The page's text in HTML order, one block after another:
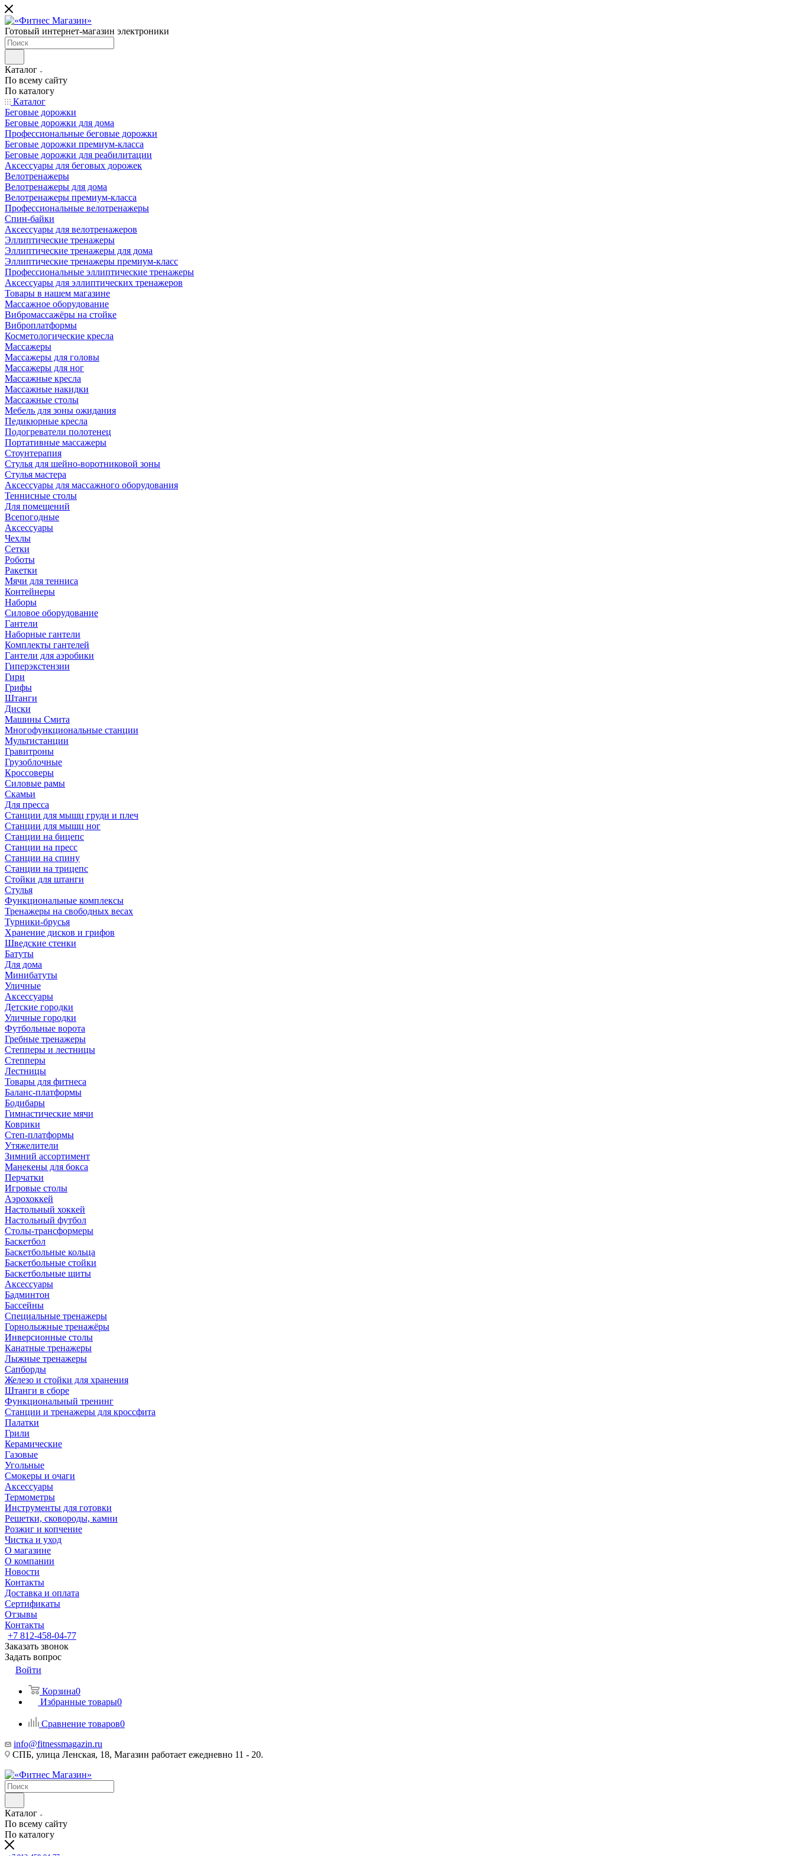
Готовый интернет-магазин электроники
Каталог
По всему сайту
По каталогу
Каталог
Беговые дорожки
Беговые дорожки для дома
Профессиональные беговые дорожки
Беговые дорожки премиум-класса
Беговые дорожки для реабилитации
Аксессуары для беговых дорожек
Велотренажеры
Велотренажеры для дома
Велотренажеры премиум-класса
Профессиональные велотренажеры
Спин-байки
Аксессуары для велотренажеров
Эллиптические тренажеры
Эллиптические тренажеры для дома
Эллиптические тренажеры премиум-класс
Профессиональные эллиптические тренажеры
Аксессуары для эллиптических тренажеров
Товары в нашем магазине
Массажное оборудование
Вибромассажёры на стойке
Виброплатформы
Косметологические кресла
Массажеры
Массажеры для головы
Массажеры для ног
Массажные кресла
Массажные накидки
Массажные столы
Мебель для зоны ожидания
Педикюрные кресла
Подогреватели полотенец
Портативные массажеры
Стоунтерапия
Стулья для шейно-воротниковой зоны
Стулья мастера
Аксессуары для массажного оборудования
Теннисные столы
Для помещений
Всепогодные
Аксессуары
Чехлы
Сетки
Роботы
Ракетки
Мячи для тенниса
Контейнеры
Наборы
Силовое оборудование
Гантели
Наборные гантели
Комплекты гантелей
Гантели для аэробики
Гиперэкстензии
Гири
Грифы
Штанги
Диски
Машины Смита
Многофункциональные станции
Мультистанции
Гравитроны
Грузоблочные
Кроссоверы
Силовые рамы
Скамьи
Для пресса
Станции для мышц груди и плеч
Станции для мышц ног
Станции на бицепс
Станции на пресс
Станции на спину
Станции на трицепс
Стойки для штанги
Стулья
Функциональные комплексы
Тренажеры на свободных весах
Турники-брусья
Хранение дисков и грифов
Шведские стенки
Батуты
Для дома
Минибатуты
Уличные
Аксессуары
Детские городки
Уличные городки
Футбольные ворота
Гребные тренажеры
Степперы и лестницы
Степперы
Лестницы
Товары для фитнеса
Баланс-платформы
Бодибары
Гимнастические мячи
Коврики
Степ-платформы
Утяжелители
Зимний ассортимент
Манекены для бокса
Перчатки
Игровые столы
Аэрохоккей
Настольный хоккей
Настольный футбол
Столы-трансформеры
Баскетбол
Баскетбольные кольца
Баскетбольные стойки
Баскетбольные щиты
Аксессуары
Бадминтон
Бассейны
Специальные тренажеры
Горнолыжные тренажёры
Инверсионные столы
Канатные тренажеры
Лыжные тренажеры
Сапборды
Железо и стойки для хранения
Штанги в сборе
Функциональный тренинг
Станции и тренажеры для кроссфита
Палатки
Грили
Керамические
Газовые
Угольные
Смокеры и очаги
Аксессуары
Термометры
Инструменты для готовки
Решетки, сковороды, камни
Розжиг и копчение
Чистка и уход
О магазине
О компании
Новости
Контакты
Доставка и оплата
Сертификаты
Отзывы
Контакты
+7 812-458-04-77
Заказать звонок
Задать вопрос
Войти
Корзина0
Избранные товары0
Сравнение товаров0
info@fitnessmagazin.ru
СПБ, улица Ленская, 18, Магазин работает ежедневно 11 - 20.
Каталог
По всему сайту
По каталогу